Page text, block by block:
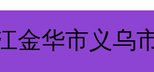
金华市义乌